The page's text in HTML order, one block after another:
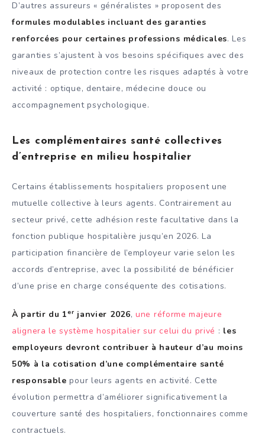
D’autres assureurs « généralistes » proposent des
formules modulables incluant des garanties
renforcées pour certaines professions médicales. Les
garanties s’ajustent à vos besoins spécifiques avec des
niveaux de protection contre les risques adaptés à votre
activité : optique, dentaire, médecine douce ou
accompagnement psychologique.
Les complémentaires santé collectives
d’entreprise en milieu hospitalier
Certains établissements hospitaliers proposent une
mutuelle collective à leurs agents. Contrairement au
secteur privé, cette adhésion reste facultative dans la
fonction publique hospitalière jusqu’en 2026. La
participation financière de l’employeur varie selon les
accords d’entreprise, avec la possibilité de bénéficier
d’une prise en charge conséquente des cotisations.
À partir du 1er janvier 2026,une réforme majeure
alignera le système hospitalier sur celui du privé : les
employeurs devront contribuer à hauteur d’au moins
50% à la cotisation d’une complémentaire santé
responsable pour leurs agents en activité. Cette
évolution permettra d’améliorer significativement la
couverture santé des hospitaliers, fonctionnaires comme
contractuels.